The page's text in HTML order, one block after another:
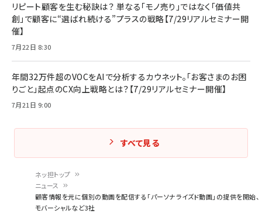
ネッ担トップ
ニュース
顧客情報を元に個別の動画を配信する「パーソナライズド動画」の提供を開始、
モバーシャルなど3社
リピート顧客を生む秘訣は？ 単なる「モノ売り」ではなく「価値共
創」で顧客に“選ばれ続ける”プラスの戦略【7/29リアルセミナー開
催】
7月22日 8:30
年間32万件超のVOCをAIで分析するカウネット。「お客さまのお困
りごと」起点のCX向上戦略とは？【7/29リアルセミナー開催】
7月21日 9:00
すべて見る